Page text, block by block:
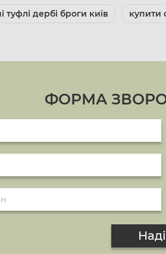
туфлі дербі броги київ купити
ФОРМА